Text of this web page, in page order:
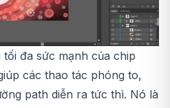
đa sức mạnh của chip
các thao tác phóng to,
path diễn ra tức thì. Nó là